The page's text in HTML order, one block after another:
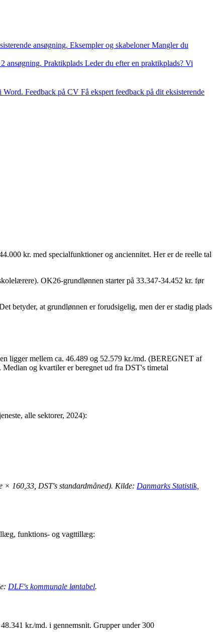
ansøgning. Eksempler og skabeloner Mangler du
ansøgning. Praktikplads Leder du efter en praktikplads? Vi
Word. Feedback på CV Få ekspert feedback på dit eksisterende
kr. med specialfunktioner og anciennitet. Her er de reelle tal
OK26-grundlønnen starter på 33.347-34.452 kr. før
betyder, at grundlønnen er forudsigelig, men der er stadig plads
ligger mellem ca. 46.489 og 52.579 kr./md. (BEREGNET af
og kvartiler er beregnet ud fra DST's timetal
alle sektorer, 2024):
× 160,33, DST's standardmåned). Kilde: Danmarks Statistik,
funktions- og vagttillæg:
DLF's kommunale løntabel.
kr./md. i gennemsnit. Grupper under 300